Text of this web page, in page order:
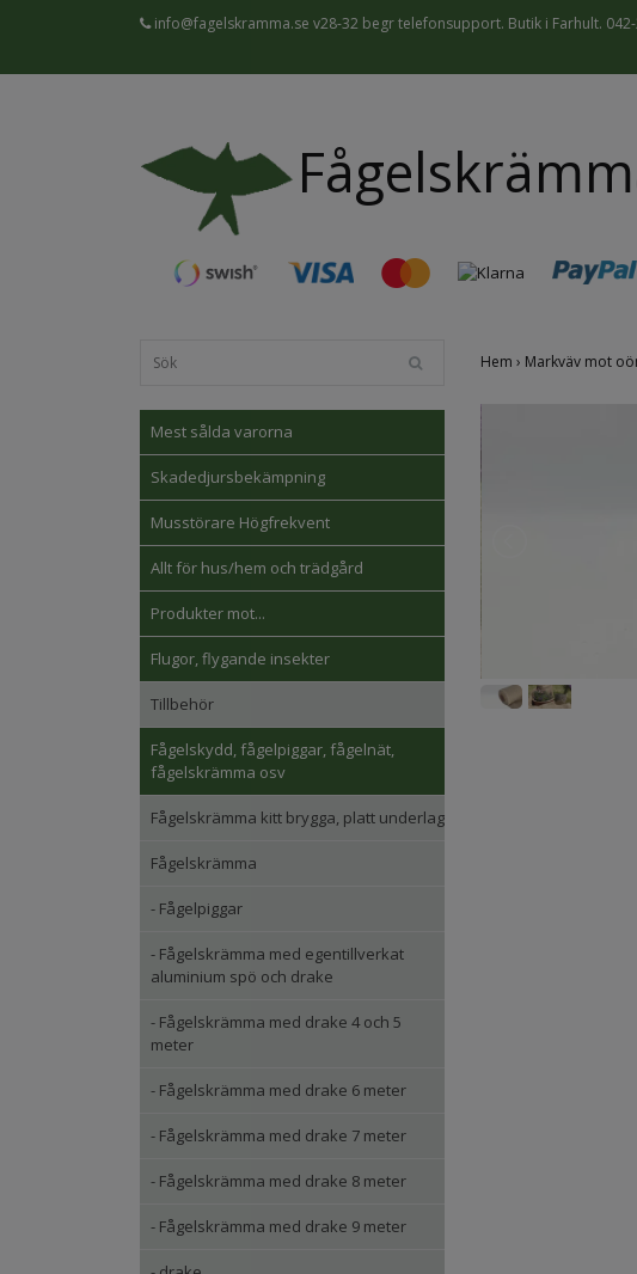
info@fagelskramma.se v28-32 begr telefonsupport. Butik i Farhult.
Mest sålda varorna
Skadedjursbekämpning
Musstörare Högfrekvent
Allt för hus/hem och trädgård
Produkter mot...
Flugor, flygande insekter
Tillbehör
Fågelskydd, fågelpiggar, fågelnät,
fågelskrämma osv
Fågelskrämma kitt brygga, platt underlag
Fågelskrämma
- Fågelpiggar
- Fågelskrämma med egentillverkat
aluminium spö och drake
- Fågelskrämma med drake 4 och 5
meter
- Fågelskrämma med drake 6 meter
- Fågelskrämma med drake 7 meter
- Fågelskrämma med drake 8 meter
- Fågelskrämma med drake 9 meter
Hem › Markväv mot